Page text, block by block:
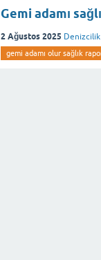
Gemi adamı
2 Ağustos 2025
gemi adamı olur sağlık